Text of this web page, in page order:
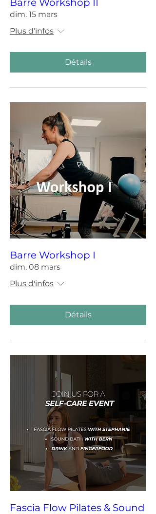
dim. 15 mars
Plus d'infos
Détails
Barre Workshop I
dim. 08 mars
Plus d'infos
Détails
Fascia Flow Pilates & Sound